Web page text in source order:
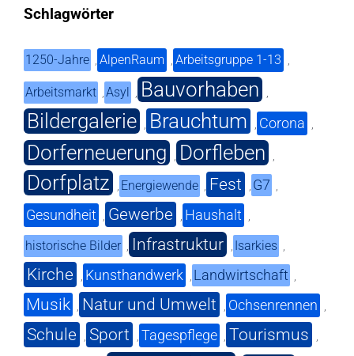
Schlagwörter
1250-Jahre , AlpenRaum , Arbeitsgruppe 1-13 ,
Arbeitsmarkt ,Asyl , Bauvorhaben ,
Bildergalerie , Brauchtum , Corona ,
Dorferneuerung , Dorfleben ,
Dorfplatz , Energiewende , Fest , G7 ,
Gesundheit , Gewerbe , Haushalt ,
historische Bilder , Infrastruktur , Isarkies ,
Kirche , Kunsthandwerk , Landwirtschaft ,
Musik , Natur und Umwelt , Ochsenrennen ,
Schule , Sport , Tagespflege , Tourismus ,